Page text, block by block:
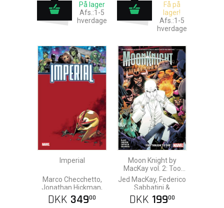
På lager
Afs.:1-5
hverdage
Få på
lager!
Afs.:1-5
hverdage
Imperial
Marco Checchetto,
Jonathan Hickman,
Jed MacKay, Iban
Coello & Federico
DKK 34900
Moon Knight by
MacKay vol. 2: Too
Tough To Die
Jed MacKay, Federico
Sabbatini &
Alessandro
Cappuccio
DKK 19900